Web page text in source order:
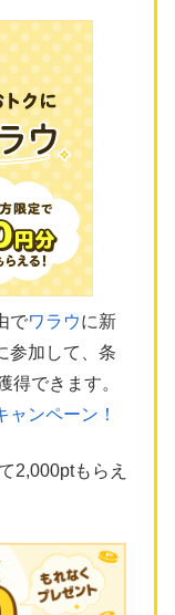
でワラウに新
参加して、条
得できます。
ンペーン！
2,000ptもらえ